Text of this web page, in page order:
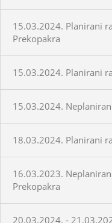
15.03.2024. Planirani
Prekopakra
15.03.2024. Planirani
15.03.2024.
18.03.2024. Planirani
16.03.2023.
Prekopakra
20.03.2024. -